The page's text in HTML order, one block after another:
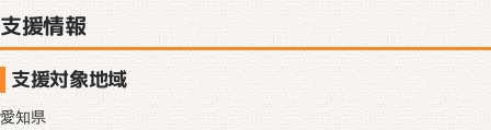
支援情報
支援対象地域
愛知県